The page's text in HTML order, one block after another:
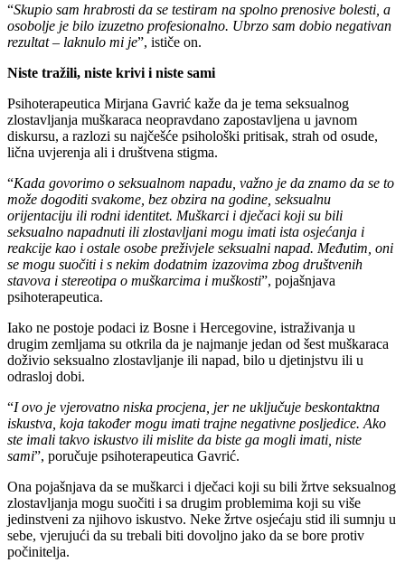
“Skupio sam hrabrosti da se testiram na spolno prenosive bolesti, a
osobolje je bilo izuzetno profesionalno. Ubrzo sam dobio negativan
rezultat – laknulo mi je”, ističe on.
Niste tražili, niste krivi i niste sami
Psihoterapeutica Mirjana Gavrić kaže da je tema seksualnog
zlostavljanja muškaraca neopravdano zapostavljena u javnom
diskursu, a razlozi su najčešće psihološki pritisak, strah od osude,
lična uvjerenja ali i društvena stigma.
“Kada govorimo o seksualnom napadu, važno je da znamo da se to
može dogoditi svakome, bez obzira na godine, seksualnu
orijentaciju ili rodni identitet. Muškarci i dječaci koji su bili
seksualno napadnuti ili zlostavljani mogu imati ista osjećanja i
reakcije kao i ostale osobe preživjele seksualni napad. Međutim, oni
se mogu suočiti i s nekim dodatnim izazovima zbog društvenih
stavova i stereotipa o muškarcima i muškosti”, pojašnjava
psihoterapeutica.
Iako ne postoje podaci iz Bosne i Hercegovine, istraživanja u
drugim zemljama su otkrila da je najmanje jedan od šest muškaraca
doživio seksualno zlostavljanje ili napad, bilo u djetinjstvu ili u
odrasloj dobi.
“I ovo je vjerovatno niska procjena, jer ne uključuje beskontaktna
iskustva, koja također mogu imati trajne negativne posljedice. Ako
ste imali takvo iskustvo ili mislite da biste ga mogli imati, niste
sami”, poručuje psihoterapeutica Gavrić.
Ona pojašnjava da se muškarci i dječaci koji su bili žrtve seksualnog
zlostavljanja mogu suočiti i sa drugim problemima koji su više
jedinstveni za njihovo iskustvo. Neke žrtve osjećaju stid ili sumnju u
sebe, vjerujući da su trebali biti dovoljno jako da se bore protiv
počinitelja.